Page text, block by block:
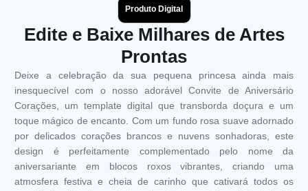
Produto Digital
Edite e Baixe Milhares de Artes
Prontas
Deixe a celebração da sua pequena princesa ainda mais
inesquecível com o nosso adorável Convite de Aniversário
Corações, um template digital que transborda doçura e um
toque mágico de encanto. Com um fundo rosa suave adornado
por delicados corações brancos e nuvens sonhadoras, este
design é perfeitamente complementado pelo nome da
aniversariante em blocos roxos vibrantes, criando uma
atmosfera festiva e cheia de carinho que cativará todos os